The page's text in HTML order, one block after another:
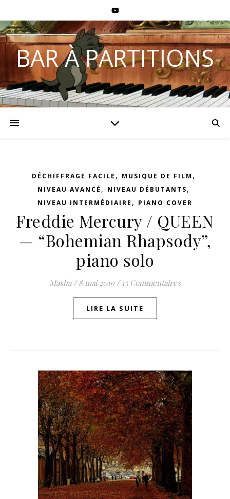
BAR À PARTITIONS
DÉCHIFFRAGE FACILE , MUSIQUE DE FILM ,
NIVEAU AVANCÉ , NIVEAU DÉBUTANTS,
NIVEAU INTERMÉDIAIRE , PIANO COVER
Freddie Mercury / QUEEN
— “Bohemian Rhapsody”,
piano solo
Masha / 8 mai 2019 / 15 Commentaires
LIRE LA SUITE